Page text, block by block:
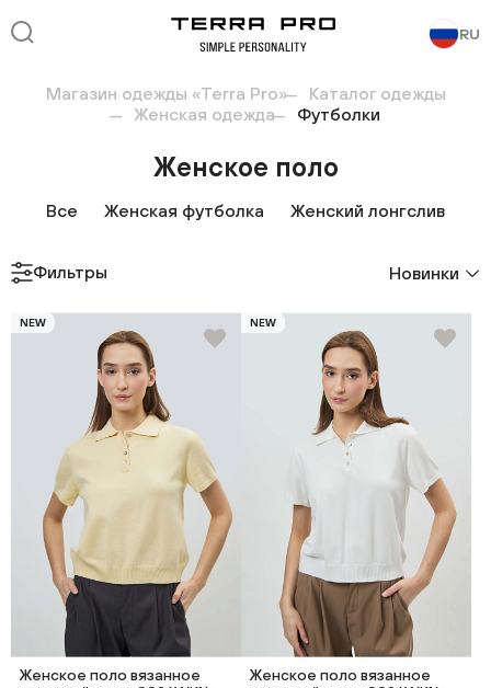
RU
Магазин одежды «Terra Pro»
Каталог одежды
Женская одежда
Футболки
Женское поло
Все Женская футболка Женский лонгслив
Фильтры Новинки
NEW
Женское поло вязанное
NEW
Женское поло вязанное